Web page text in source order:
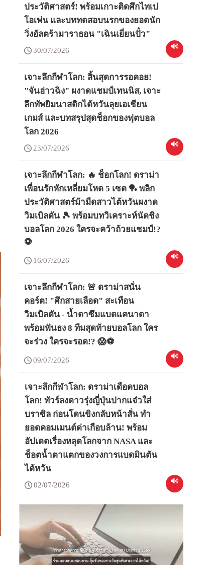
ประวัติศาสตร์! พร้อมเกาะติดศึกไทเป
โอเพ่น และบททดสอบนรกของยอดนัก
วิ่งอัลตร้ามาราธอน "เฉินเยี่ยนปั๋ว"
30/07/2026
เจาะลึกกีฬาโลก: สิ้นสุดการรอคอย!
"จันฮ่าวฉิง" ผงาดแชมป์เทนนิส, เจาะ
ลึกทัพยิมนาสติกไต้หวันลุยเอเชียน
เกมส์ และบทสรุปสุดช็อกของฟุตบอล
โลก 2026
23/07/2026
เจาะลึกกีฬาโลก: 🔥 ช็อกโลก! ดราม่า
เพื่อนรักหักเหลี่ยมโหด 5 เซต 🏓 พลิก
ประวัติศาสตร์ม้ามืดสาวไต้หวันผงาด
วิมเบิลดัน 🎾 พร้อมบทวิเคราะห์นัดชิง
บอลโลก 2026 ใครจะคว้าถ้วยแชมป์!?
⚽
16/07/2026
เจาะลึกกีฬาโลก: 🚨 ดราม่าสนั่น
คอร์ต! "ศึกสายเลือด" สะเทือน
วิมเบิลดัน - น้ำตาซึมแบดแคนาดา
พร้อมฟันธง 8 ทีมสุดท้ายบอลโลก ใคร
จะร่วง ใครจะรอด!? 😱⚽
09/07/2026
เจาะลึกกีฬาโลก: ดราม่าเดือดบอล
โลก! ทัวร์ลงดาวรุ่งญี่ปุ่นปากแจ๋วใส่
บราซิล ก่อนโดนขิงกลับหน้าสั่น ทำ
ยอดคอมเมนต์ด่าเกือบล้าน! พร้อม
อัปเดตเรื่องหลุดโลกจาก NASA และ
ช็อตน้ำตาแตกของวงการแบดมินตัน
ไต้หวัน
02/07/2026